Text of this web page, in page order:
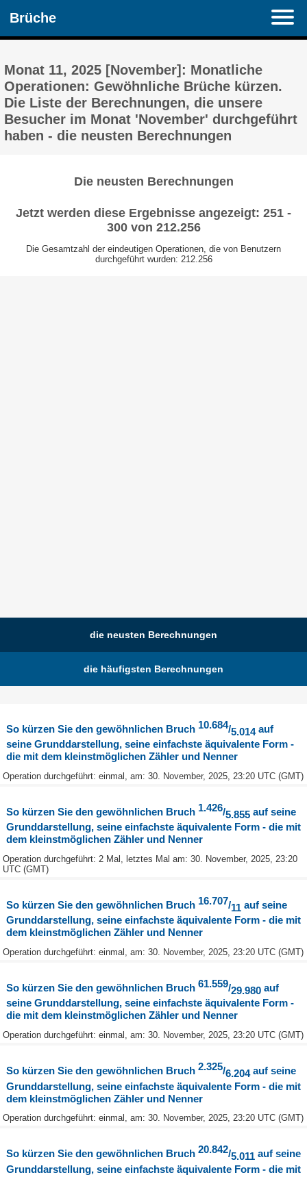
Brüche
Monat 11, 2025 [November]: Monatliche
Operationen: Gewöhnliche Brüche kürzen.
Die Liste der Berechnungen, die unsere
Besucher im Monat 'November' durchgeführt
haben - die neusten Berechnungen
Die neusten Berechnungen
Jetzt werden diese Ergebnisse angezeigt: 251 -
300 von 212.256
Die Gesamtzahl der eindeutigen Operationen, die von Benutzern
durchgeführt wurden: 212.256
die neusten Berechnungen
die häufigsten Berechnungen
So kürzen Sie den gewöhnlichen Bruch 10.684/5.014 auf
seine Grunddarstellung, seine einfachste äquivalente Form -
die mit dem kleinstmöglichen Zähler und Nenner
Operation durchgeführt: einmal, am: 30. November, 2025, 23:20 UTC (GMT)
So kürzen Sie den gewöhnlichen Bruch 1.426/5.855auf seine
Grunddarstellung, seine einfachste äquivalente Form - die mit
dem kleinstmöglichen Zähler und Nenner
Operation durchgeführt: 2 Mal, letztes Mal am: 30. November, 2025, 23:20
UTC (GMT)
So kürzen Sie den gewöhnlichen Bruch 16.707/11 auf seine
Grunddarstellung, seine einfachste äquivalente Form - die mit
dem kleinstmöglichen Zähler und Nenner
Operation durchgeführt: einmal, am: 30. November, 2025, 23:20 UTC (GMT)
So kürzen Sie den gewöhnlichen Bruch 61.559/29.980auf
seine Grunddarstellung, seine einfachste äquivalente Form -
die mit dem kleinstmöglichen Zähler und Nenner
Operation durchgeführt: einmal, am: 30. November, 2025, 23:20 UTC (GMT)
So kürzen Sie den gewöhnlichen Bruch 2.325/6.204 auf seine
Grunddarstellung, seine einfachste äquivalente Form - die mit
dem kleinstmöglichen Zähler und Nenner
Operation durchgeführt: einmal, am: 30. November, 2025, 23:20 UTC (GMT)
So kürzen Sie den gewöhnlichen Bruch 20.842/5.011 auf seine
Grunddarstellung, seine einfachste äquivalente Form - die mit